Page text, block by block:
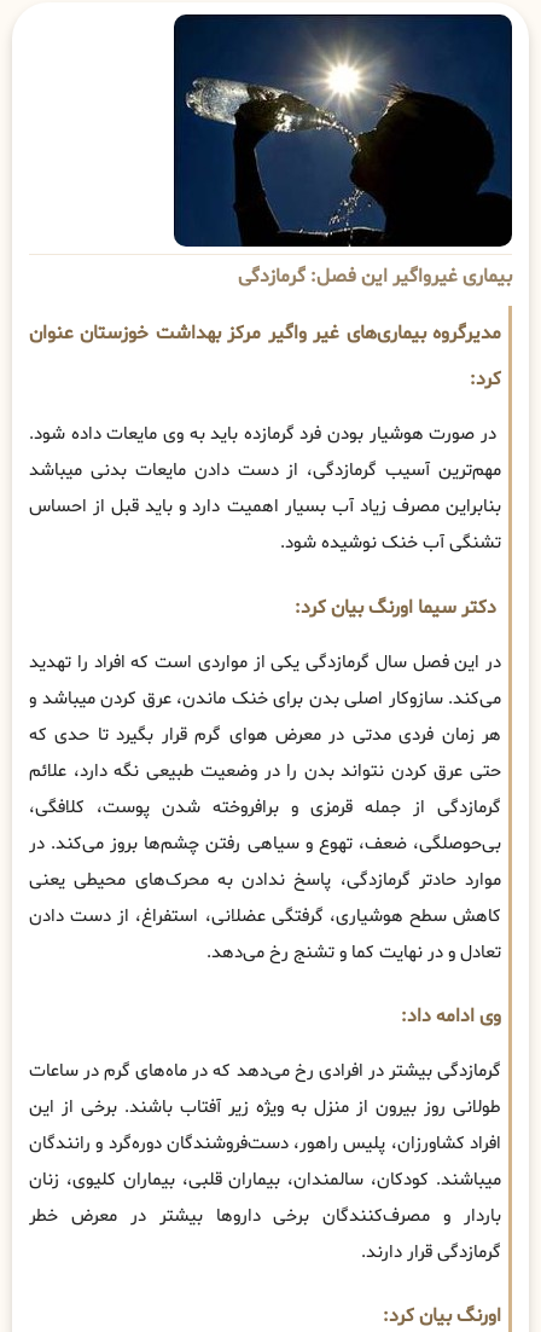
بیماری غیرواگیر این فصل: گرمازدگی
مدیرگروه بیماری‌های غیر واگیر مرکز بهداشت خوزستان عنوان
کرد:
در صورت هوشیار بودن فرد گرمازده باید به وی مایعات داده شود.
مهم‌ترین آسیب گرمازدگی، از دست دادن مایعات بدنی میباشد
بنابراین مصرف زیاد آب بسیار اهمیت دارد و باید قبل از احساس
تشنگی آب خنک نوشیده شود.
دکتر سیما اورنگ بیان کرد:
در این فصل سال گرمازدگی یکی از مواردی است که افراد را تهدید
می‌کند. سازوکار اصلی بدن برای خنک ماندن، عرق کردن میباشد و
هر زمان فردی مدتی در معرض هوای گرم قرار بگیرد تا حدی که
حتی عرق کردن نتواند بدن را در وضعیت طبیعی نگه دارد، علائم
گرمازدگی از جمله قرمزی و برافروخته شدن پوست، کلافگی،
بی‌حوصلگی، ضعف، تهوع و سیاهی رفتن چشم‌ها بروز می‌کند. در
موارد حادتر گرمازدگی، پاسخ ندادن به محرک‌های محیطی یعنی
کاهش سطح هوشیاری، گرفتگی عضلانی، استفراغ، از دست دادن
تعادل و در نهایت کما و تشنج رخ می‌دهد.
وی ادامه داد:
گرمازدگی بیشتر در افرادی رخ می‌دهد که در ماه‌های گرم در ساعات
طولانی روز بیرون از منزل به ویژه زیر آفتاب باشند. برخی از این
افراد کشاورزان، پلیس راهور، دست‌فروشندگان دوره‌گرد و رانندگان
میباشند. کودکان، سالمندان، بیماران قلبی، بیماران کلیوی، زنان
باردار و مصرف‌کنندگان برخی داروها بیشتر در معرض خطر
گرمازدگی قرار دارند.
اورنگ بیان کرد: